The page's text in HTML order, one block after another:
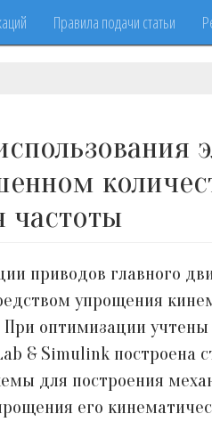
Правила подачи статьи
частоты
приводов главного
упрощения
При оптимизации
& Simulink построена
для построения
его